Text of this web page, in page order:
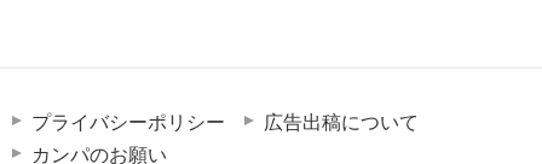
プライバシーポリシー
広告出稿について
カンパのお願い